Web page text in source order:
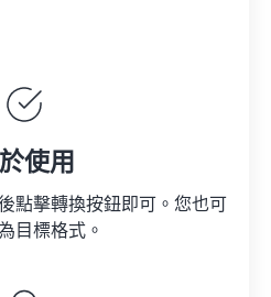
使用
點擊轉換按鈕即可。您也可
目標格式。